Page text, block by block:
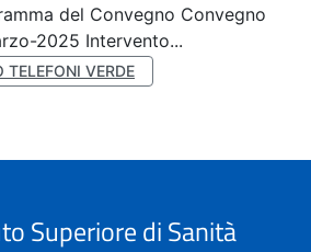
del Convegno Convegno
2025 Intervento...
TELEFONI VERDE
Superiore di Sanità